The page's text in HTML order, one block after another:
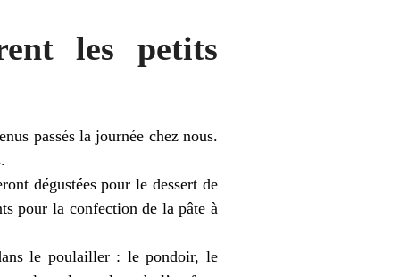
les petits
passés la journée chez nous.
dégustées pour le dessert de
pour la confection de la pâte à
le poulailler : le pondoir, le